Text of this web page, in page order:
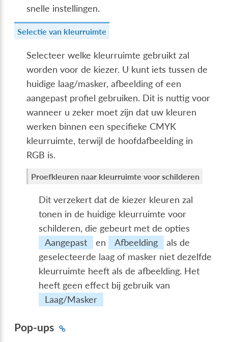
snelle instellingen.
Selectie van kleurruimte
Selecteer welke kleurruimte gebruikt zal
worden voor de kiezer. U kunt iets tussen de
huidige laag/masker, afbeelding of een
aangepast profiel gebruiken. Dit is nuttig voor
wanneer u zeker moet zijn dat uw kleuren
werken binnen een specifieke CMYK
kleurruimte, terwijl de hoofdafbeelding in
RGB is.
Proefkleuren naar kleurruimte voor schilderen
Dit verzekert dat de kiezer kleuren zal
tonen in de huidige kleurruimte voor
schilderen, die gebeurt met de opties
Aangepast
en Afbeelding
als de
geselecteerde laag of masker niet dezelfde
kleurruimte heeft als de afbeelding. Het
heeft geen effect bij gebruik van
Laag/Masker
Pop-ups